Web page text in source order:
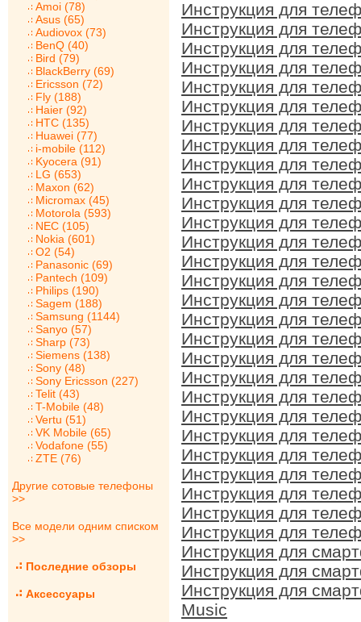
Amoi (78)
Asus (65)
Audiovox (73)
BenQ (40)
Bird (79)
BlackBerry (69)
Ericsson (72)
Fly (188)
Haier (92)
HTC (135)
Huawei (77)
i-mobile (112)
Kyocera (91)
LG (653)
Maxon (62)
Micromax (45)
Motorola (593)
NEC (105)
Nokia (601)
O2 (54)
Panasonic (69)
Pantech (109)
Philips (190)
Sagem (188)
Samsung (1144)
Sanyo (57)
Sharp (73)
Siemens (138)
Sony (48)
Sony Ericsson (227)
Telit (43)
T-Mobile (48)
Vertu (51)
VK Mobile (65)
Vodafone (55)
ZTE (76)
Другие сотовые телефоны
>>
Все модели одним списком
>>
Последние обзоры
Аксессуары
Инструкция для
Инструкция для
Инструкция для
Инструкция для
Инструкция для
Инструкция для
Инструкция для
Инструкция для
Инструкция для
Инструкция для
Инструкция для
Инструкция для
Инструкция для
Инструкция для
Инструкция для
Инструкция для
Инструкция для
Инструкция для
Инструкция для
Инструкция для
Инструкция для
Инструкция для
Инструкция для
Инструкция для
Инструкция для
Инструкция для
Инструкция для
Инструкция для
Инструкция для
Инструкция для
Инструкция для
Music